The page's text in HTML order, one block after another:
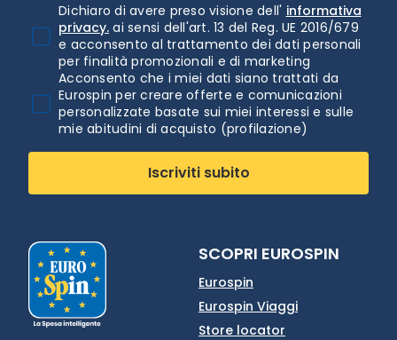
Dichiaro di avere preso visione dell' informativa
privacy. ai sensi dell'art. 13 del Reg. UE 2016/679
e acconsento al trattamento dei dati personali
per finalità promozionali e di marketing
Acconsento che i miei dati siano trattati da
Eurospin per creare offerte e comunicazioni
personalizzate basate sui miei interessi e sulle
mie abitudini di acquisto (profilazione)
Iscriviti subito
SCOPRI EUROSPIN
Eurospin
Eurospin Viaggi
Store locator